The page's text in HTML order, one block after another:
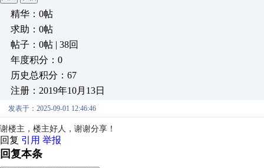
精华：0帖
求助：0帖
帖子：0帖 | 38回
年度积分：0
历史总积分：67
注册：2019年10月13日
发表于：2025-09-01 12:46:46
谢楼主，楼主好人，谢谢分享！
回复 引用 举报
回复本条